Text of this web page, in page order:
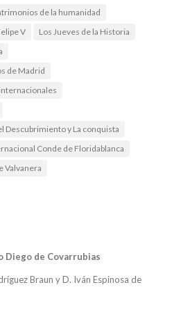
de la humanidad
V
Los Jueves de la Historia
de Madrid
Descubrimiento y La conquista
Conde de Floridablanca
Valvanera
Diego de Covarrubias
Braun y D. Iván Espinosa de